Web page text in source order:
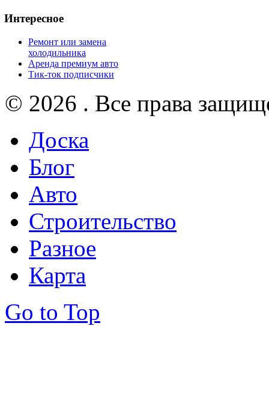
Интересное
Ремонт или замена
холодильника
Аренда премиум авто
Тик-ток подписчики
© 2026 . Все права
Доска
Блог
Авто
Строительство
Разное
Карта
Go to Top